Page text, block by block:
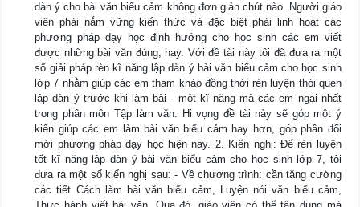
dàn ý cho bài văn biểu cảm không đơn giản chút nào. Người giáo
viên phải nắm vững kiến thức và đặc biệt phải linh hoạt các
phương pháp dạy học định hướng cho học sinh các em viết
được những bài văn đúng, hay. Với đề tài này tôi đã đưa ra một
số giải pháp rèn kĩ năng lập dàn ý bài văn biểu cảm cho học sinh
lớp 7 nhằm giúp các em tham khảo đồng thời rèn luyện thói quen
lập dàn ý trước khi làm bài - một kĩ năng mà các em ngại nhất
trong phân môn Tập làm văn. Hi vọng đề tài này sẽ góp một ý
kiến giúp các em làm bài văn biểu cảm hay hơn, góp phần đổi
mới phương pháp dạy học hiện nay. 2. Kiến nghị: Để rèn luyện
tốt kĩ năng lập dàn ý bài văn biểu cảm cho học sinh lớp 7, tôi
đưa ra một số kiến nghị sau: - Về chương trình: cần tăng cường
các tiết Cách làm bài văn biểu cảm, Luyện nói văn biểu cảm,